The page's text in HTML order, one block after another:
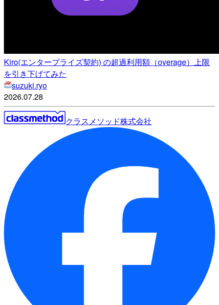
Kiro(エンタープライズ契約) の超過利用額（overage）上限
を引き下げてみた
suzuki.ryo
2026.07.28
クラスメソッド株式会社